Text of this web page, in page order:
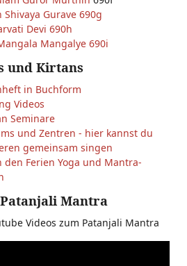
Shivaya Gurave 690g
Devi 690h
Mangalye 690i
und Kirtans
in Buchform
Videos
Seminare
und Zentren - hier kannst du
gemeinsam singen
den Ferien Yoga und Mantra-
Mantra
Videos zum Patanjali Mantra